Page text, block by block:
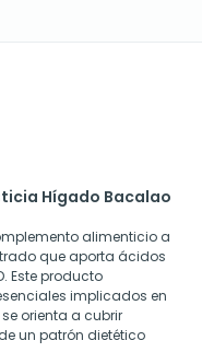
Hígado Bacalao
alimenticio a
que aporta ácidos
Este producto
implicados en
orienta a cubrir
un patrón dietético